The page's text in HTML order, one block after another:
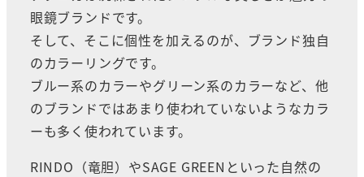
眼鏡ブランドです。
そして、そこに個性を加えるのが、ブランド独自
のカラーリングです。
ブルー系のカラーやグリーン系のカラーなど、他
のブランドではあまり使われていないようなカラ
ーも多く使われています。
RINDO（竜胆）やSAGE GREENといった自然の